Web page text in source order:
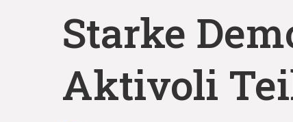
Starke
Aktivoli